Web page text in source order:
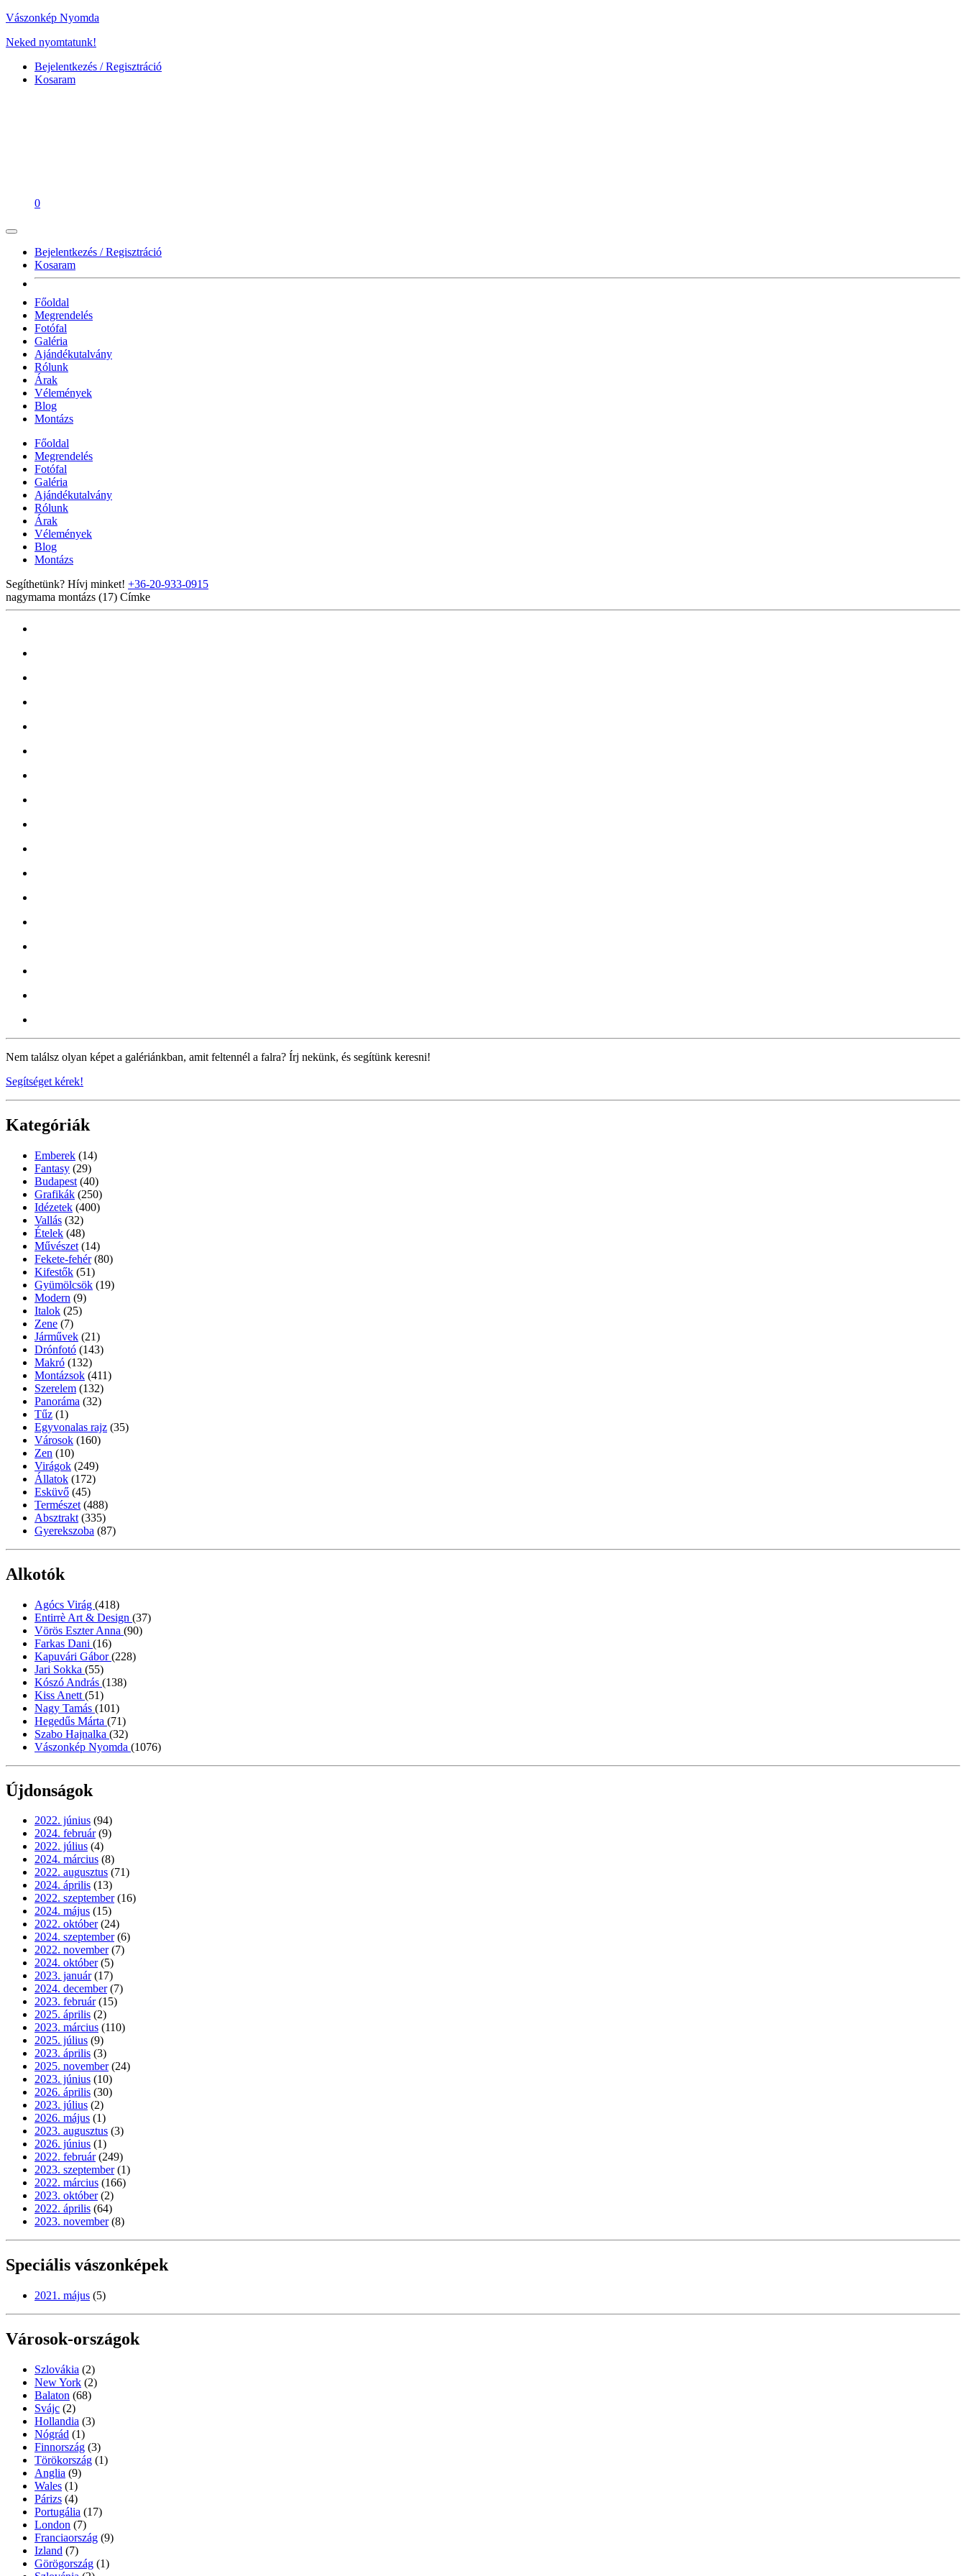
Vászonkép Nyomda
Neked nyomtatunk!
Bejelentkezés / Regisztráció
Kosaram
0
Bejelentkezés / Regisztráció
Kosaram
Főoldal
Megrendelés
Fotófal
Galéria
Ajándékutalvány
Rólunk
Árak
Vélemények
Blog
Montázs
Főoldal
Megrendelés
Fotófal
Galéria
Ajándékutalvány
Rólunk
Árak
Vélemények
Blog
Montázs
Segíthetünk? Hívj minket! +36-20-933-0915
nagymama montázs (17) Címke
Nem találsz olyan képet a galériánkban, amit feltennél a falra? Írj nekünk, és segítünk keresni!
Segítséget kérek!
Kategóriák
Emberek (14)
Fantasy (29)
Budapest (40)
Grafikák (250)
Idézetek (400)
Vallás (32)
Ételek (48)
Művészet (14)
Fekete-fehér (80)
Kifestők (51)
Gyümölcsök (19)
Modern (9)
Italok (25)
Zene (7)
Járművek (21)
Drónfotó (143)
Makró (132)
Montázsok (411)
Szerelem (132)
Panoráma (32)
Tűz (1)
Egyvonalas rajz (35)
Városok (160)
Zen (10)
Virágok (249)
Állatok (172)
Esküvő (45)
Természet (488)
Absztrakt (335)
Gyerekszoba (87)
Alkotók
Agócs Virág (418)
Entirrè Art & Design (37)
Vörös Eszter Anna (90)
Farkas Dani (16)
Kapuvári Gábor(228)
Jari Sokka (55)
Kószó András (138)
Kiss Anett (51)
Nagy Tamás (101)
Hegedűs Márta (71)
Szabo Hajnalka (32)
Vászonkép Nyomda (1076)
Újdonságok
2022. június (94)
2024. február (9)
2022. július (4)
2024. március (8)
2022. augusztus (71)
2024. április (13)
2022. szeptember (16)
2024. május (15)
2022. október (24)
2024. szeptember (6)
2022. november (7)
2024. október (5)
2023. január (17)
2024. december (7)
2023. február (15)
2025. április (2)
2023. március (110)
2025. július (9)
2023. április (3)
2025. november (24)
2023. június (10)
2026. április (30)
2023. július (2)
2026. május (1)
2023. augusztus (3)
2026. június (1)
2022. február (249)
2023. szeptember (1)
2022. március (166)
2023. október (2)
2022. április (64)
2023. november (8)
Speciális vászonképek
2021. május (5)
Városok-országok
Szlovákia (2)
New York (2)
Balaton (68)
Svájc (2)
Hollandia (3)
Nógrád (1)
Finnország (3)
Törökország (1)
Anglia (9)
Wales (1)
Párizs (4)
Portugália (17)
London (7)
Franciaország (9)
Izland (7)
Görögország (1)